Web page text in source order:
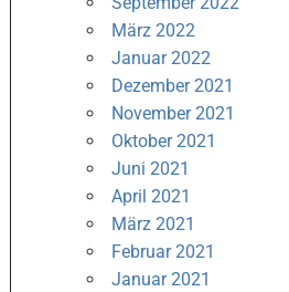
März 2022
Januar 2022
Dezember 2021
November 2021
Oktober 2021
Juni 2021
April 2021
März 2021
Februar 2021
Januar 2021